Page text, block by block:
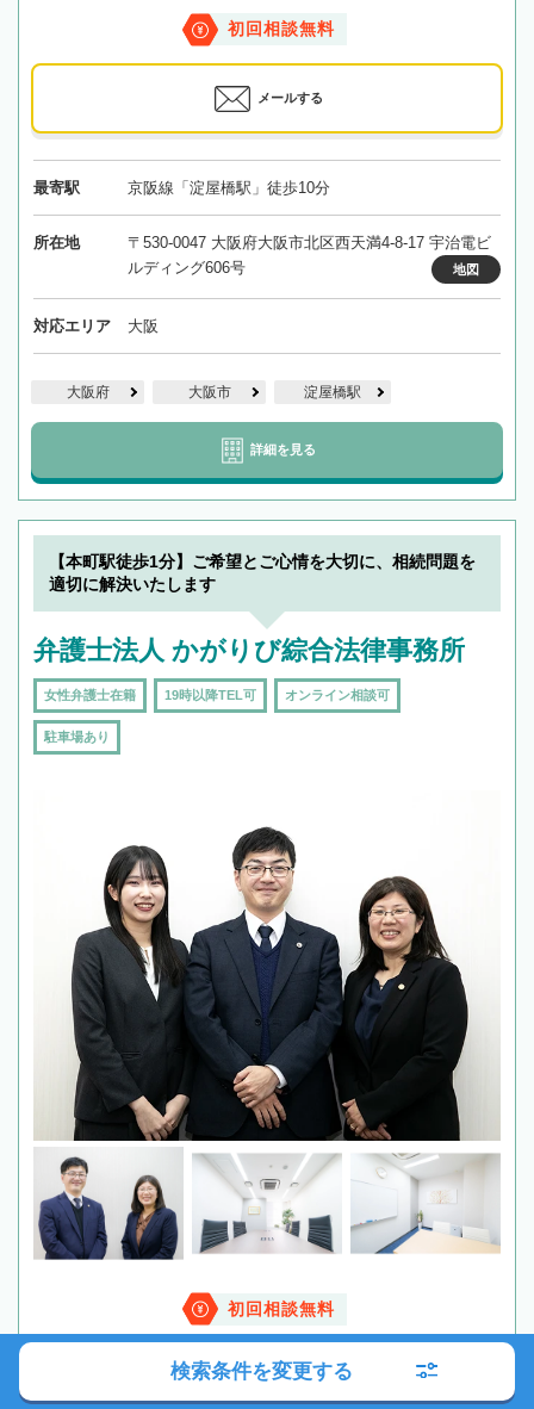
初回相談無料
メールする
最寄駅 京阪線「淀屋橋駅」徒歩10分
所在地
〒530-0047 大阪府大阪市北区西天満4-8-17 宇治電ビ
ルディング606号
地図
対応エリア 大阪
大阪府 大阪市 淀屋橋駅
詳細を見る
【本町駅徒歩1分】ご希望とご心情を大切に、相続問題を
適切に解決いたします
弁護士法人 かがりび綜合法律事務所
女性弁護士在籍 19時以降TEL可 オンライン相談可
駐車場あり
初回相談無料
メールする
検索条件を変更する